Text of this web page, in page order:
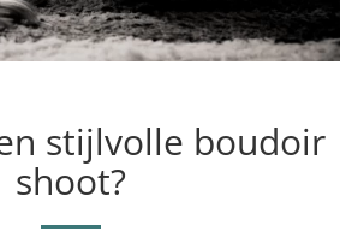
stijlvolle boudoir
shoot?